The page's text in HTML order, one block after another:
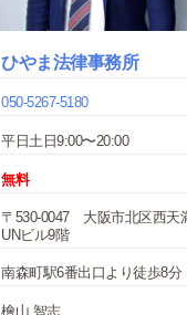
ひやま法律事務所
050-5267-5180
平日土日9:00〜20:00
無料
〒530-0047 大阪市北区西天
UNビル9階
南森町駅6番出口より徒歩8分
檜山 智志